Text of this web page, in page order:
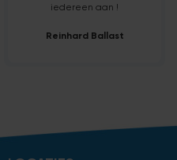
iedereen aan !
Reinhard Ballast